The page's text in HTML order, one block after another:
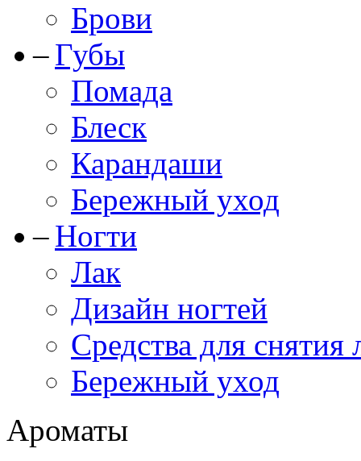
Брови
Губы
Помада
Блеск
Карандаши
Бережный уход
Ногти
Лак
Дизайн ногтей
Средства для снятия
Бережный уход
Ароматы